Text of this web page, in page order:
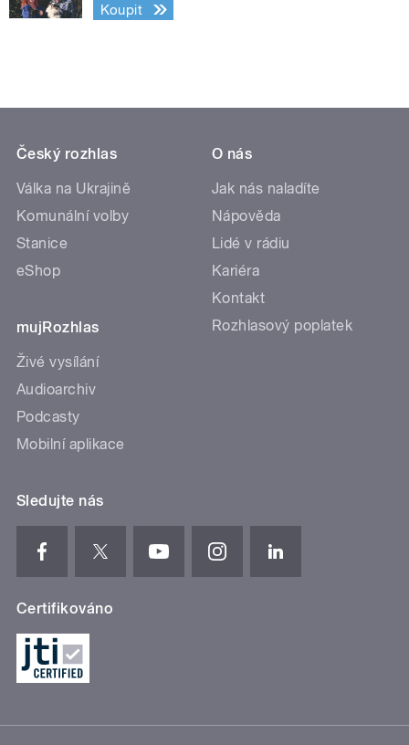
Koupit
Český rozhlas
Válka na Ukrajině
Komunální volby
Stanice
eShop
mujRozhlas
Živé vysílání
Audioarchiv
Podcasty
Mobilní aplikace
O nás
Jak nás naladíte
Nápověda
Lidé v rádiu
Kariéra
Kontakt
Rozhlasový poplatek
Sledujte nás
Certifikováno